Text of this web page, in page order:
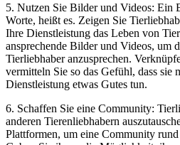
5. Nutzen Sie Bilder und Videos: Ein
Worte, heißt es. Zeigen Sie
Ihre Dienstleistung das Leben von
ansprechende Bilder und Videos, um
Tierliebhaber anzusprechen.
vermitteln Sie so das‌ Gefühl, dass⁢ sie
Dienstleistung etwas Gutes tun.
6. Schaffen Sie eine‌ Community:
anderen ‍Tierenliebhabern
Plattformen, um eine Community